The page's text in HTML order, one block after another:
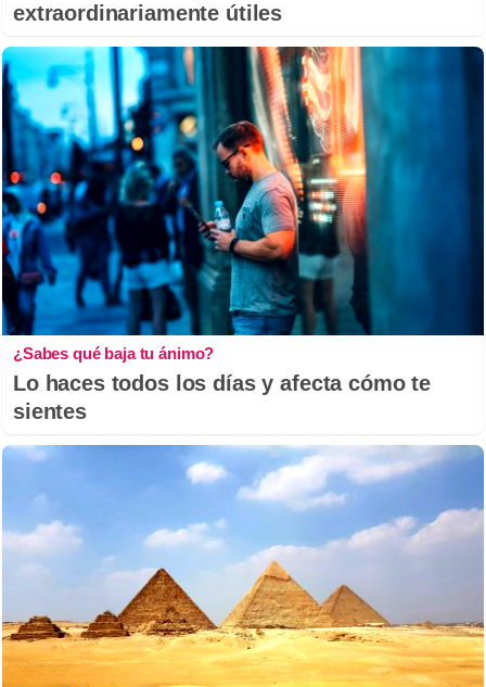
extraordinariamente útiles
¿Sabes qué baja tu ánimo?
Lo haces todos los días y afecta cómo te
sientes